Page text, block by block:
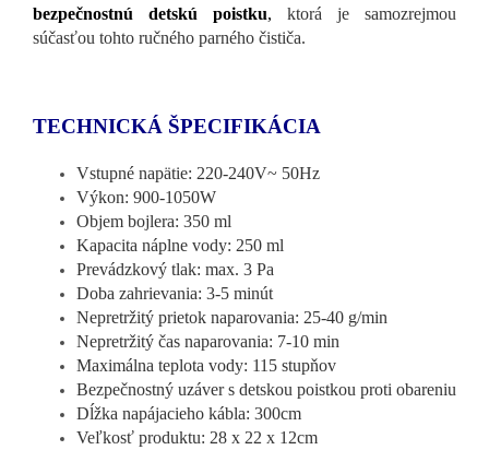
bezpečnostnú detskú poistku, ktorá je samozrejmou
súčasťou tohto ručného parného čističa.
TECHNICKÁ ŠPECIFIKÁCIA
Vstupné napätie: 220-240V~ 50Hz
Výkon: 900-1050W
Objem bojlera: 350 ml
Kapacita náplne vody: 250 ml
Prevádzkový tlak: max. 3 Pa
Doba zahrievania: 3-5 minút
Nepretržitý prietok naparovania: 25-40 g/min
Nepretržitý čas naparovania: 7-10 min
Maximálna teplota vody: 115 stupňov
Bezpečnostný uzáver s detskou poistkou proti obareniu
Dĺžka napájacieho kábla: 300cm
Veľkosť produktu: 28 x 22 x 12cm